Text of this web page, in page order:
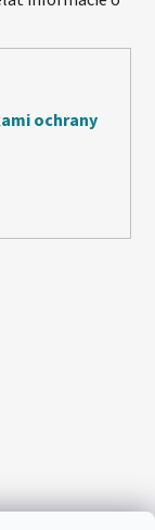
ochrany